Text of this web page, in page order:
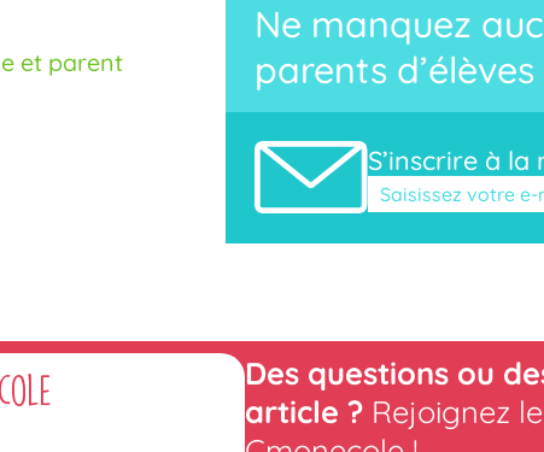
et parent
Ne manquez
parents d’élèves
S’inscrire à
Des questions ou
article ? Rejoignez